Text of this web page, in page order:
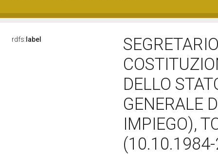
rdfs: label
DELLO
GENERALE
IMPIEGO),